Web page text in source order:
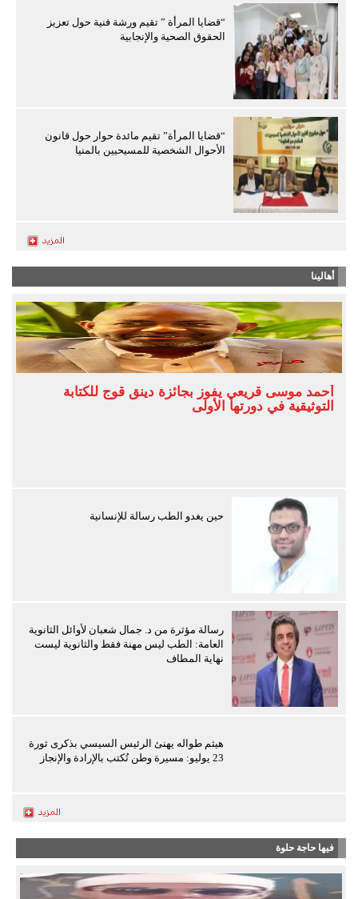
“قضايا المرأة ” تقيم ورشة فنية حول تعزيز
الحقوق الصحية والإنجابية
“قضايا المرأة” تقيم مائدة حوار حول قانون
الأحوال الشخصية للمسيحيين بالمنيا
أهالينا
أحمد موسى قريعي يفوز بجائزة دينق قوج للكتابة
التوثيقية في دورتها الأولى
حين يغدو الطب رسالة للإنسانية
رسالة مؤثرة من د. جمال شعبان لأوائل الثانوية
العامة: الطب ليس مهنة فقط والثانوية ليست
نهاية المطاف
هيثم طواله يهنئ الرئيس السيسي بذكرى ثورة
23 يوليو: مسيرة وطن تُكتب بالإرادة والإنجاز
فيها حاجة حلوة